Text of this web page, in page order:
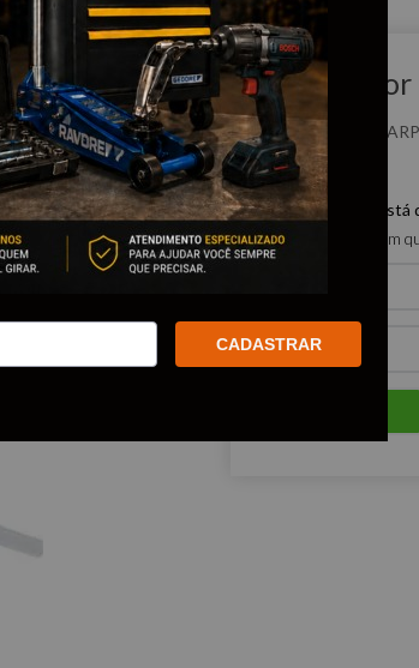
Clique e veja!
Pulverizador
PU11L
Este produto não está
Quero que me avisem
CADASTRAR